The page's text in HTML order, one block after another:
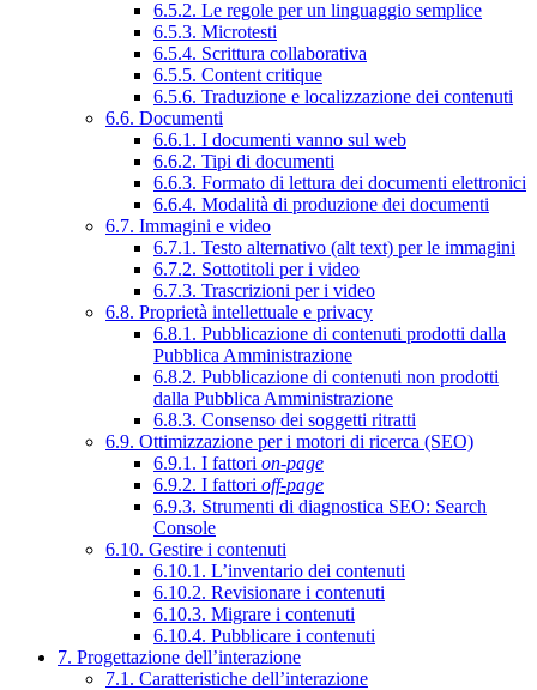
6.5.2. Le regole per un linguaggio semplice
6.5.3. Microtesti
6.5.4. Scrittura collaborativa
6.5.5. Content critique
6.5.6. Traduzione e localizzazione dei contenuti
6.6. Documenti
6.6.1. I documenti vanno sul web
6.6.2. Tipi di documenti
6.6.3. Formato di lettura dei documenti elettronici
6.6.4. Modalità di produzione dei documenti
6.7. Immagini e video
6.7.1. Testo alternativo (alt text) per le immagini
6.7.2. Sottotitoli per i video
6.7.3. Trascrizioni per i video
6.8. Proprietà intellettuale e privacy
6.8.1. Pubblicazione di contenuti prodotti dalla
Pubblica Amministrazione
6.8.2. Pubblicazione di contenuti non prodotti
dalla Pubblica Amministrazione
6.8.3. Consenso dei soggetti ritratti
6.9. Ottimizzazione per i motori di ricerca (SEO)
6.9.1. I fattori on-page
6.9.2. I fattori off-page
6.9.3. Strumenti di diagnostica SEO: Search
Console
6.10. Gestire i contenuti
6.10.1. L’inventario dei contenuti
6.10.2. Revisionare i contenuti
6.10.3. Migrare i contenuti
6.10.4. Pubblicare i contenuti
7. Progettazione dell’interazione
7.1. Caratteristiche dell’interazione